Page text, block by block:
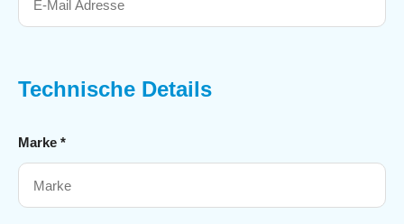
Technische Details
Marke *